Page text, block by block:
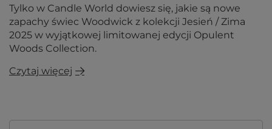
Tylko w Candle World dowiesz się, jakie są nowe
zapachy świec Woodwick z kolekcji Jesień / Zima
2025 w wyjątkowej limitowanej edycji Opulent
Woods Collection.
Czytaj więcej